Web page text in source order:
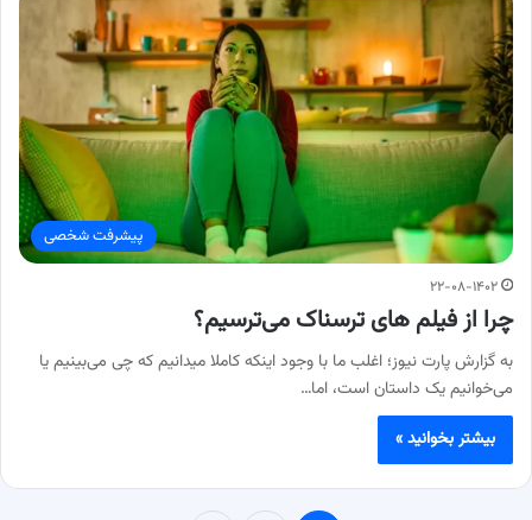
پیشرفت شخصی
۲۲-۰۸-۱۴۰۲
چرا از فیلم های ترسناک می‌ترسیم؟
به گزارش پارت نیوز؛ اغلب ما با وجود اینکه کاملا میدانیم که چی می‌بینیم یا
می‌خوانیم یک داستان است، اما…
بیشتر بخوانید »